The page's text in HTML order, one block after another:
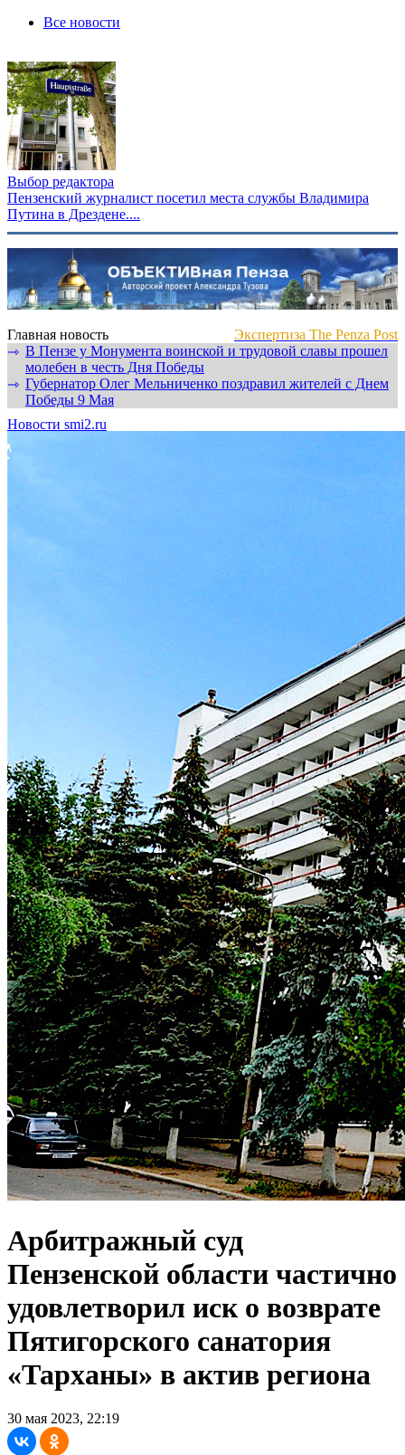
Все новости
Выбор редактора
Пензенский журналист посетил места службы Владимира
Путина в Дрездене....
Главная новость
Экспертиза The Penza Post
⇾ В Пензе у Монумента воинской и трудовой славы прошел
молебен в честь Дня Победы
⇾ Губернатор Олег Мельниченко поздравил жителей с Днем
Победы 9 Мая
Новости smi2.ru
Арбитражный суд
Пензенской области частично
удовлетворил иск о возврате
Пятигорского санатория
«Тарханы» в актив региона
30 мая 2023, 22:19